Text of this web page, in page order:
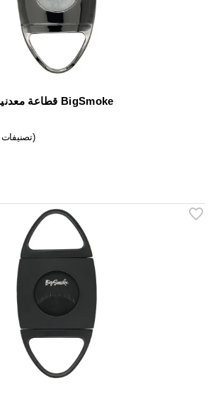
قطاعة معدنية بيضاوية الشكل من BigSmoke
(2 تصنيفات)